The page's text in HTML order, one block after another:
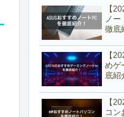
【
ノ
徹底
【
めゲ
底紹
【
コン